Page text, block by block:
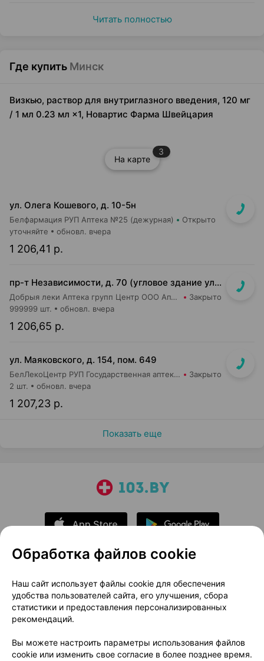
Читать полностью
Где купить Минск
Визкью, раствор для внутриглазного введения, 120 мг
/ 1 мл 0.23 мл ×1, Новартис Фарма Швейцария
На карте
3
ул. Олега Кошевого, д. 10-5н
Белфармация РУП Аптека №25 (дежурная) Открыто
1 206,41 р.
уточняйте обновл. вчера
пр-т Независимости, д. 70 (угловое здание ул. Сурганова, д. 17)
Добрыя леки Аптека групп Центр ООО Аптека №26 Закрыто
1 206,65 р.
999999 шт. обновл. вчера
ул. Маяковского, д. 154, пом. 649
БелЛекоЦентр РУП Государственная аптека №16 Закрыто
1 207,23 р.
2 шт. обновл. вчера
Показать еще
О проекте
Новости проекта
Размещение рекламы
Медицинский маркетинг
Публичный договор
Доставка
Способы оплаты
Вакансии
Партнеры
Обработка файлов cookie
Наш сайт использует файлы cookie для обеспечения
удобства пользователей сайта, его улучшения, сбора
статистики и предоставления персонализированных
рекомендаций.
Вы можете настроить параметры использования файлов
cookie или изменить свое согласие в более позднее время.